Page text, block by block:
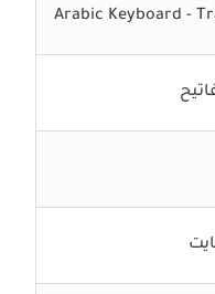
Arabic Keyboard -